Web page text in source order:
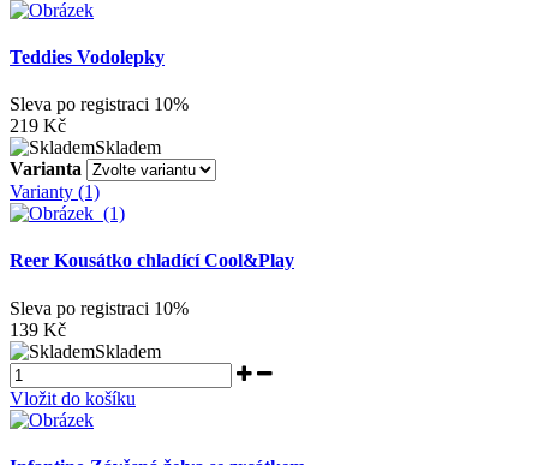
Teddies Vodolepky
Sleva po registraci 10%
219 Kč
Skladem
Varianta
Varianty (1)
Reer Kousátko chladící Cool&Play
Sleva po registraci 10%
139 Kč
Skladem
Vložit do košíku